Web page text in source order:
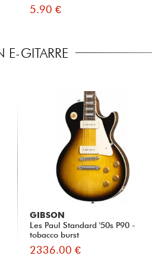
5.90 €
E-GITARRE
GIBSON
Les Paul Standard '50s P90 -
tobacco burst
2336.00 €